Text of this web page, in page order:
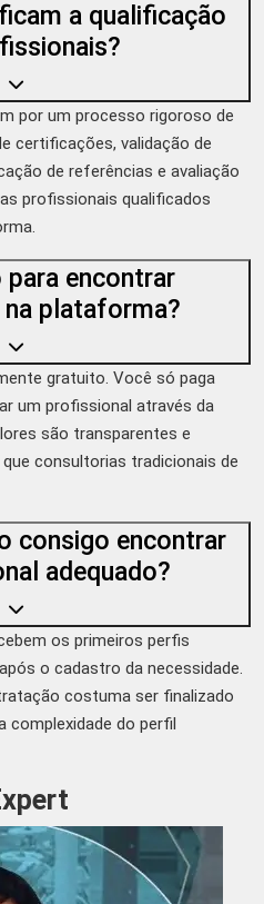
a qualificação
por um processo rigoroso de
certificações, validação de
de referências e avaliação
profissionais qualificados
encontrar
plataforma?
gratuito. Você só paga
um profissional através da
são transparentes e
consultorias tradicionais de
consigo encontrar
adequado?
os primeiros perfis
o cadastro da necessidade.
costuma ser finalizado
complexidade do perfil